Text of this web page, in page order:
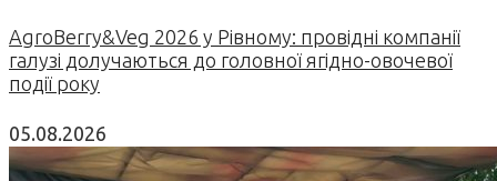
AgroBerry&Veg 2026 у Рівному: провідні компанії
галузі долучаються до головної ягідно-овочевої
події року
05.08.2026